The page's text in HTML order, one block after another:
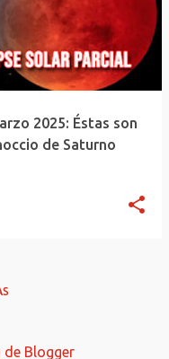
2025: Éstas son
de Saturno
Blogger